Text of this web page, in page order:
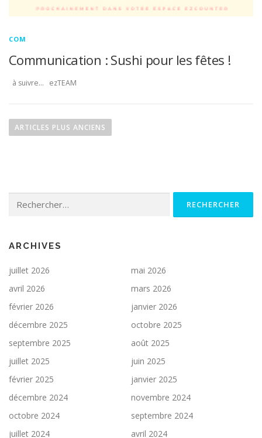
COM
Communication : Sushi pour les fêtes !
à suivre… ezTEAM
a
n
e
s
a
r
t
i
c
l
e
s
ARTICLES PLUS ANCIENS
ARCHIVES
juillet 2026
mai 2026
avril 2026
mars 2026
février 2026
janvier 2026
décembre 2025
octobre 2025
septembre 2025
août 2025
juillet 2025
juin 2025
février 2025
janvier 2025
décembre 2024
novembre 2024
octobre 2024
septembre 2024
juillet 2024
avril 2024